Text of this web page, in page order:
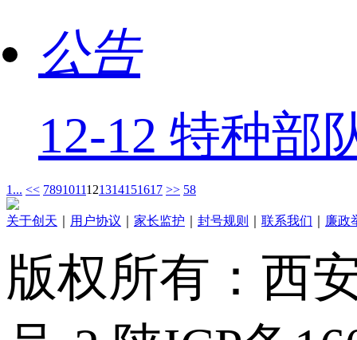
公告
12-12 特种部
1... << 7891011121314151617 >> 58
关于创天 用户协议 家长监护 封号规则 联系我们 廉政
版权所有：西